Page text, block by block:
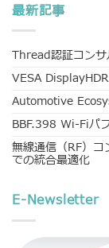
最新記事
Thread認証コン
VESA
Automotive
BBF.398 Wi-Fiパ
無線通信（RF）
での統合最適化
E-Newsletter